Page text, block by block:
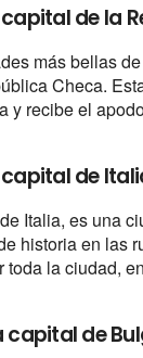
capital de la
más bellas
Checa.
y recibe el
capital de
Italia, es una
historia en las
toda la ciudad,
capital de